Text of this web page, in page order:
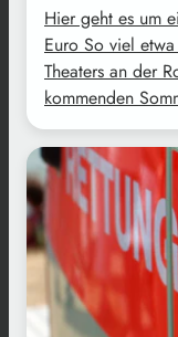
Hier geht es um
Euro So viel
Theaters an der
kommenden